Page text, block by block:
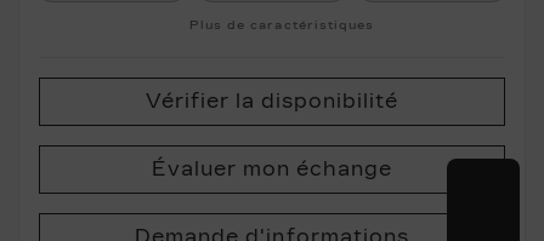
Plus de caractéristiques
Vérifier la disponibilité
Évaluer mon échange